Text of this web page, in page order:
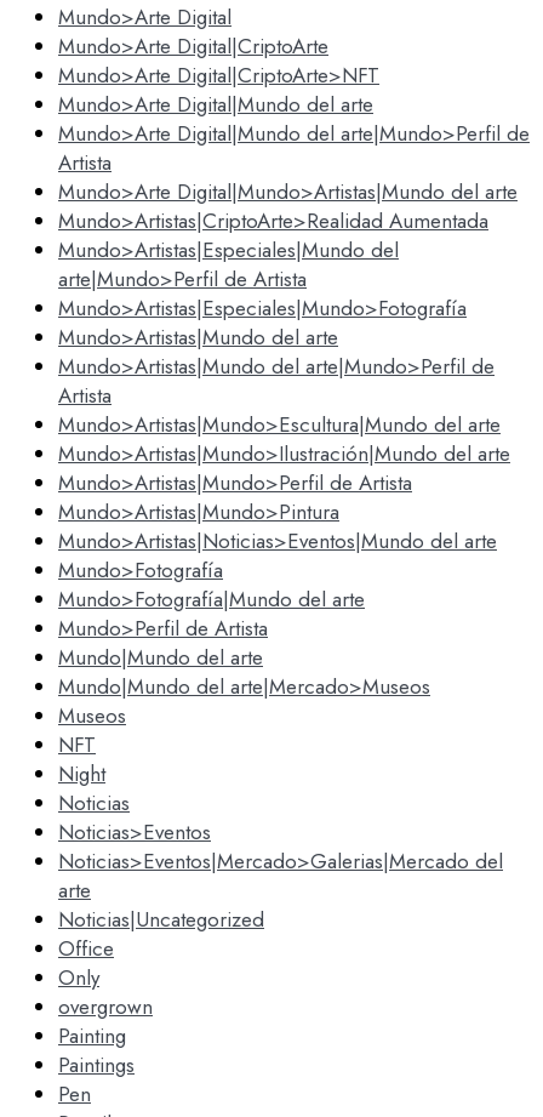
Mundo>Arte Digital
Mundo>Arte Digital|CriptoArte
Mundo>Arte Digital|CriptoArte>NFT
Mundo>Arte Digital|Mundo del arte
Mundo>Arte Digital|Mundo del arte|Mundo>Perfil de
Artista
Mundo>Arte Digital|Mundo>Artistas|Mundo del arte
Mundo>Artistas|CriptoArte>Realidad Aumentada
Mundo>Artistas|Especiales|Mundo del
arte|Mundo>Perfil de Artista
Mundo>Artistas|Especiales|Mundo>Fotografía
Mundo>Artistas|Mundo del arte
Mundo>Artistas|Mundo del arte|Mundo>Perfil de
Artista
Mundo>Artistas|Mundo>Escultura|Mundo del arte
Mundo>Artistas|Mundo>Ilustración|Mundo del arte
Mundo>Artistas|Mundo>Perfil de Artista
Mundo>Artistas|Mundo>Pintura
Mundo>Artistas|Noticias>Eventos|Mundo del arte
Mundo>Fotografía
Mundo>Fotografía|Mundo del arte
Mundo>Perfil de Artista
Mundo|Mundo del arte
Mundo|Mundo del arte|Mercado>Museos
Museos
NFT
Night
Noticias
Noticias>Eventos
Noticias>Eventos|Mercado>Galerias|Mercado del
arte
Noticias|Uncategorized
Office
Only
overgrown
Painting
Paintings
Pen